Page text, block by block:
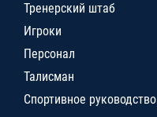
Тренерский штаб
Игроки
Персонал
Талисман
Спортивное руководство